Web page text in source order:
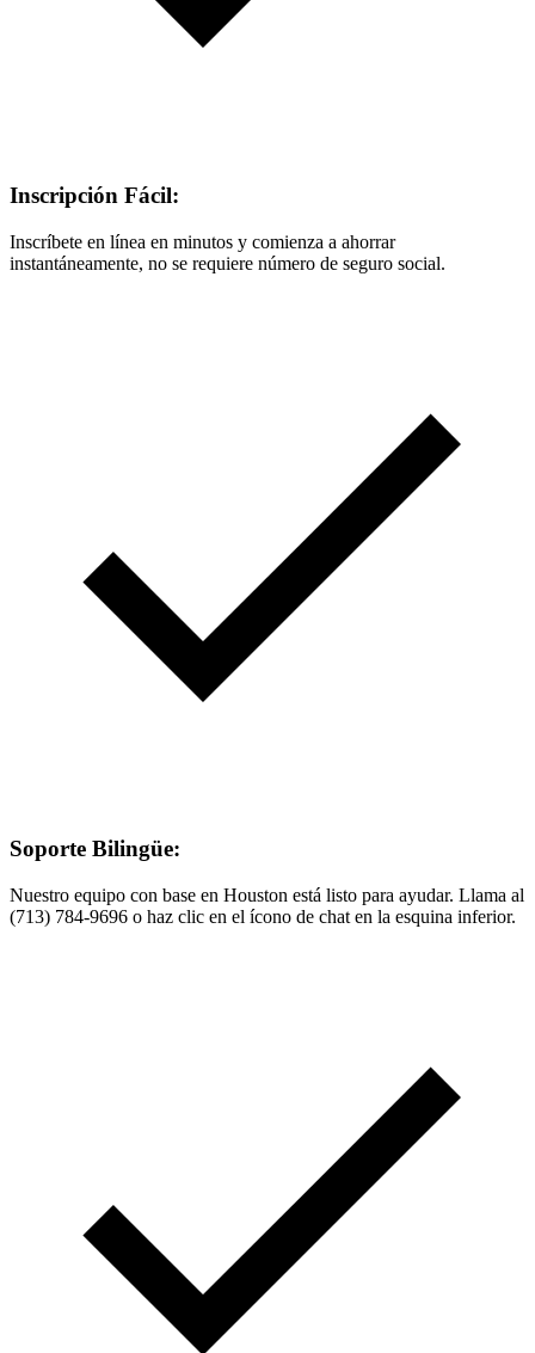
Inscripción Fácil:
Inscríbete en línea en minutos y comienza a ahorrar
instantáneamente, no se requiere número de seguro social.
Soporte Bilingüe:
Nuestro equipo con base en Houston está listo para ayudar. Llama al
(713) 784-9696 o haz clic en el ícono de chat en la esquina inferior.